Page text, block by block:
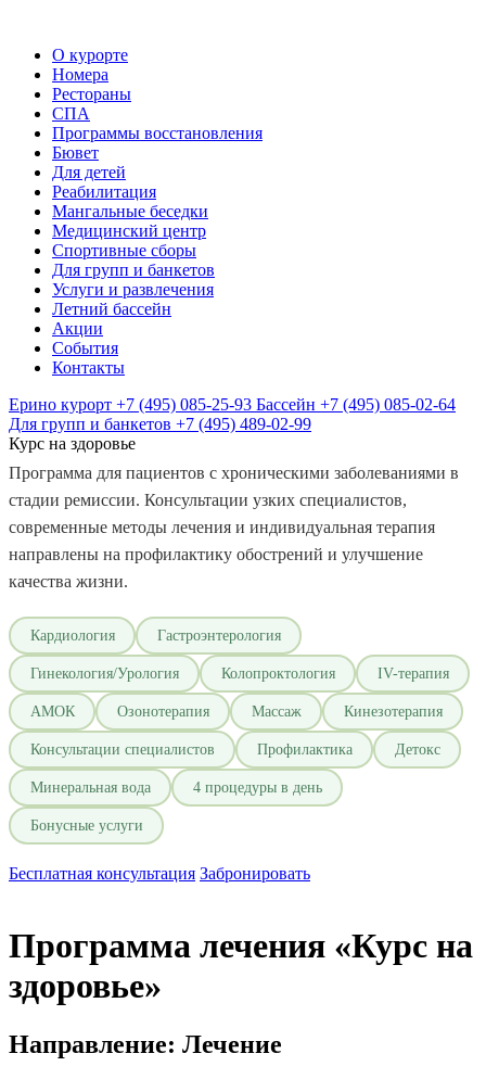
О курорте
Номера
Рестораны
СПА
Программы восстановления
Бювет
Для детей
Реабилитация
Мангальные беседки
Медицинский центр
Спортивные сборы
Для групп и банкетов
Услуги и развлечения
Летний бассейн
Акции
События
Контакты
Ерино курорт +7 (495) 085-25-93 Бассейн +7 (495) 085-02-64
Для групп и банкетов +7 (495) 489-02-99
Курс на здоровье
Программа для пациентов с хроническими заболеваниями в
стадии ремиссии. Консультации узких специалистов,
современные методы лечения и индивидуальная терапия
направлены на профилактику обострений и улучшение
качества жизни.
Кардиология Гастроэнтерология
Гинекология/Урология Колопроктология IV-терапия
АМОК Озонотерапия Массаж Кинезотерапия
Консультации специалистов Профилактика Детокс
Минеральная вода 4 процедуры в день
Бонусные услуги
Бесплатная консультация Забронировать
Программа лечения «Курс на
здоровье»
Направление: Лечение